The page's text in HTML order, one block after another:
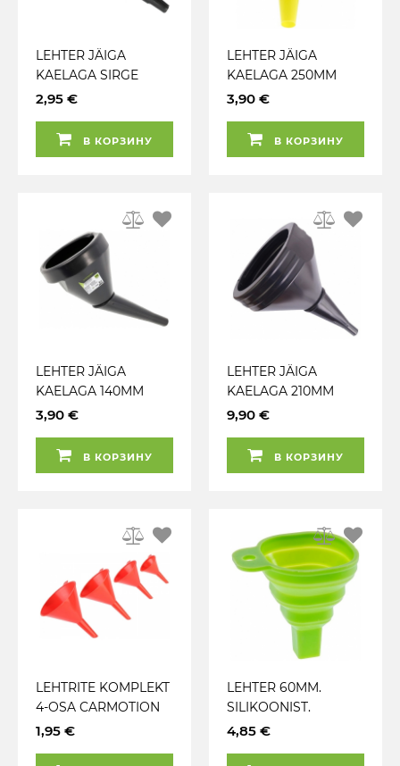
LEHTER JÄIGA
KAELAGA SIRGE
CARMOTION
2,95 €
В КОРЗИНУ
LEHTER JÄIGA
KAELAGA 250MM
SIRGE CARMOTION
3,90 €
В КОРЗИНУ
LEHTER JÄIGA
KAELAGA 140MM
CARMOTION
3,90 €
В КОРЗИНУ
LEHTER JÄIGA
KAELAGA 210MM
SIRGE CARMOTION
9,90 €
В КОРЗИНУ
LEHTRITE KOMPLEKT
4-OSA CARMOTION
1,95 €
LEHTER 60MM.
SILIKOONIST.
KOKKUVOLDITAV
4,85 €